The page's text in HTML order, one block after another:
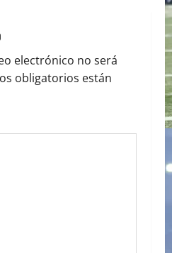
electrónico no será
obligatorios están